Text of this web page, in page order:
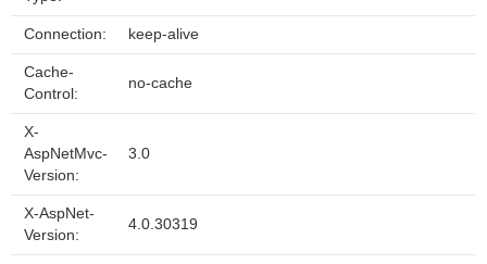
Connection: keep-alive
Cache-
Control:
no-cache
X-
AspNetMvc-
Version:
3.0
X-AspNet-
Version:
4.0.30319